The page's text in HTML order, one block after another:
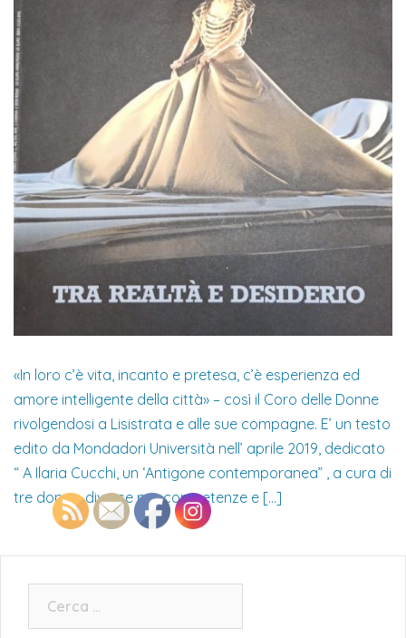
«In loro c’è vita, incanto e pretesa, c’è esperienza ed
amore intelligente della città» – così il Coro delle Donne
rivolgendosi a Lisistrata e alle sue compagne. E’ un testo
edito da Mondadori Università nell’ aprile 2019, dedicato
“ A Ilaria Cucchi, un ‘Antigone contemporanea” , a cura di
tre donne, diverse per competenze e […]